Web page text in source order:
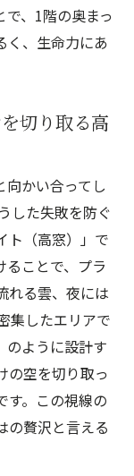
、1階の奥まっ
く、生命力にあ
切り取る高
向かい合ってし
した失敗を防ぐ
ト（高窓）」で
ることで、プラ
れる雲、夜には
集したエリアで
のように設計す
の空を切り取っ
す。この視線の
の贅沢と言える